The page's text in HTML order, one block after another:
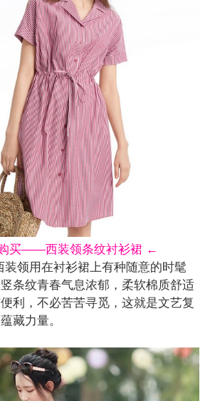
买——西装领条纹衬衫裙 ←
领用在衬衫裙上有种随意的时髦
条纹青春气息浓郁，柔软棉质舒适
利，不必苦苦寻觅，这就是文艺复
藏力量。